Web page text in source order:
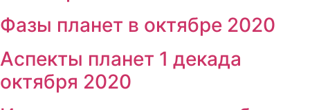
Фазы планет в октябре 2020
Аспекты планет 1 декада
октября 2020